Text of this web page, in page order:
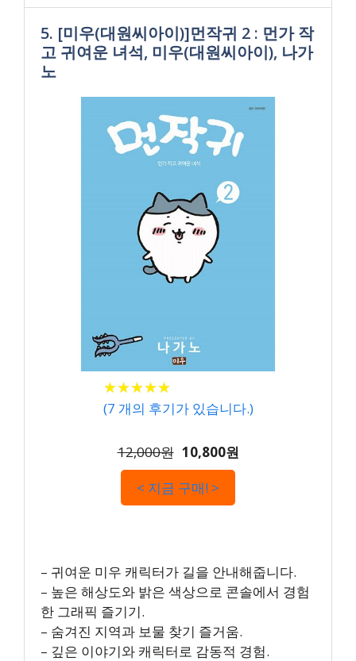
5. [미우(대원씨아이)]먼작귀 2 : 먼가 작
고 귀여운 녀석, 미우(대원씨아이), 나가
노
★★★★★
★★★★★
(7 개의 후기가 있습니다.)
12,000원 10,800원
< 지금 구매! >
– 귀여운 미우 캐릭터가 길을 안내해줍니다.
– 높은 해상도와 밝은 색상으로 콘솔에서 경험
한 그래픽 즐기기.
– 숨겨진 지역과 보물 찾기 즐거움.
– 깊은 이야기와 캐릭터로 감동적 경험.